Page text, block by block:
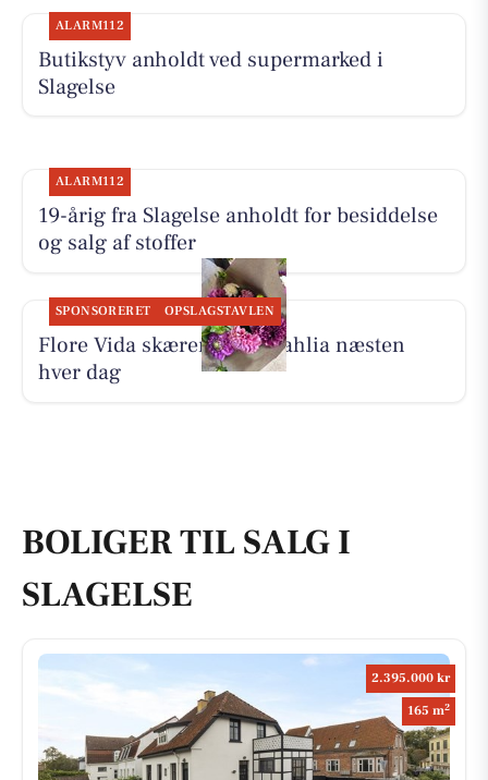
ALARM112
Butikstyv anholdt ved supermarked i
Slagelse
ALARM112
19-årig fra Slagelse anholdt for besiddelse
og salg af stoffer
SPONSORERET OPSLAGSTAVLEN
Flore Vida skærer friske dahlia næsten
hver dag
BOLIGER TIL SALG I
SLAGELSE
2.395.000 kr
165 m2